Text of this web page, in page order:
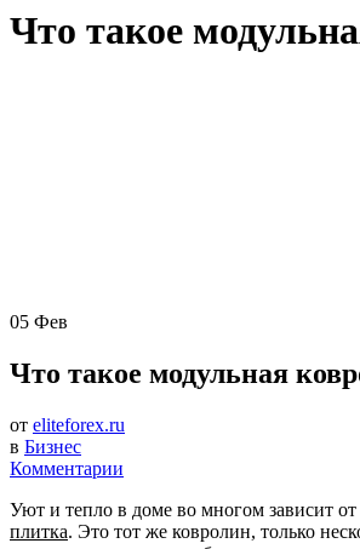
Что такое
05 Фев
Что такое модульная
от eliteforex.ru
в Бизнес
Комментарии
Уют и тепло в доме во многом зависит
плитка. Это тот же ковролин, только